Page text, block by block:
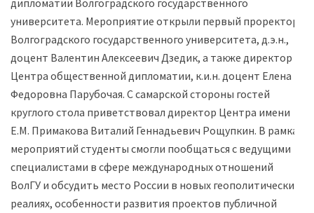
университета. Мероприятие открыли первый проректор
Волгоградского государственного университета, д.э.н.,
доцент Валентин Алексеевич Дзедик, а также директор
Центра общественной дипломатии, к.и.н. доцент Елена
Федоровна Парубочая. С самарской стороны гостей
круглого стола приветствовал директор Центра имени
Е.М. Примакова Виталий Геннадьевич Рощупкин. В рамках
мероприятий студенты смогли пообщаться с ведущими
специалистами в сфере международных отношений
ВолГУ и обсудить место России в новых геополитических
реалиях, особенности развития проектов публичной